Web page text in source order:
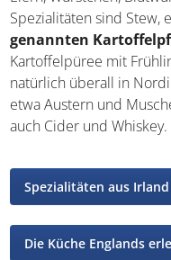
Mit dem Auto
Essen und Spezialitäten
Die nordirische Küche
Spezialitäten. Ein Muss
Soda Bread. Weitere
deftiger Eintopf, die
Kartoffelpfannkuchen
mit Frühlingszwiebeln.